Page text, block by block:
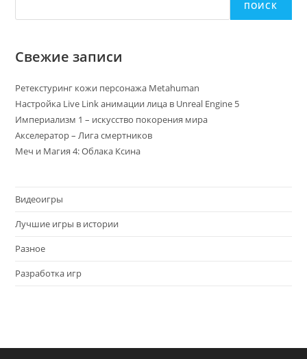
n
t
v
e
:
ПОИСК
Свежие записи
Ретекстуринг кожи персонажа Metahuman
Настройка Live Link анимации лица в Unreal Engine 5
Империализм 1 – искусство покорения мира
Акселератор – Лига смертников
Меч и Магия 4: Облака Ксина
Видеоигры
Лучшие игры в истории
Разное
Разработка игр